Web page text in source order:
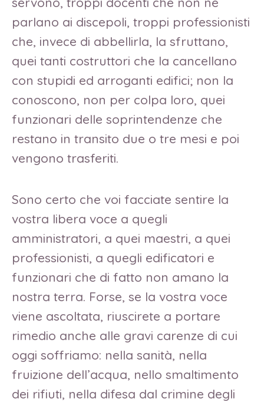
parlano ai discepoli, troppi professionisti
che, invece di abbellirla, la sfruttano,
quei tanti costruttori che la cancellano
con stupidi ed arroganti edifici; non la
conoscono, non per colpa loro, quei
funzionari delle soprintendenze che
restano in transito due o tre mesi e poi
vengono trasferiti.
Sono certo che voi facciate sentire la
vostra libera voce a quegli
amministratori, a quei maestri, a quei
professionisti, a quegli edificatori e
funzionari che di fatto non amano la
nostra terra. Forse, se la vostra voce
viene ascoltata, riuscirete a portare
rimedio anche alle gravi carenze di cui
oggi soffriamo: nella sanità, nella
fruizione dell’acqua, nello smaltimento
dei rifiuti, nella difesa dal crimine degli